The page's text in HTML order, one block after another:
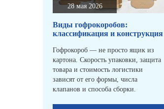
28 мая 2026
Виды гофрокоробов:
классификация и конструкция
Гофрокороб — не просто ящик из
картона. Скорость упаковки, защита
товара и стоимость логистики
зависят от его формы, числа
клапанов и способа сборки.